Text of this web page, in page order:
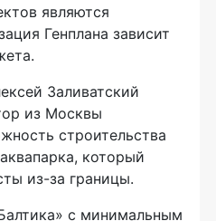
являются
Генплана зависит
Заливатский
из Москвы
строительства
который
из-за границы.
с минимальным